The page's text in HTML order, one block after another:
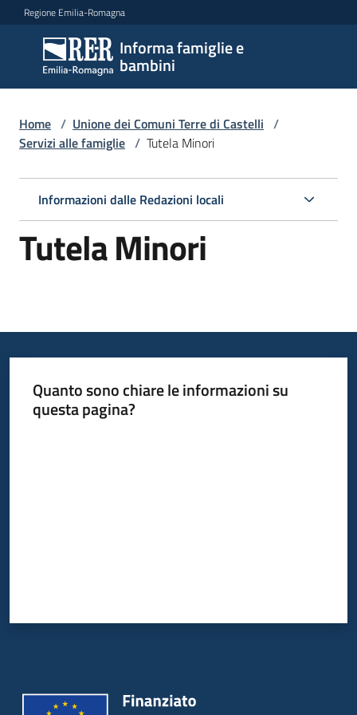
Vai al contenuto
Vai alla navigazione
Vai al footer
Regione Emilia-Romagna
Informa famiglie e
bambini
Informa
famiglie
e
bambini
Argomenti
Servizi
Menu selezionato
le
Informazioni
Home / Unione dei Comuni Terre di Castelli /
Servizi alle famiglie / Tutela Minori
Informazioni dalle Redazioni locali
Tutela Minori
Quanto sono chiare le informazioni su
questa pagina?